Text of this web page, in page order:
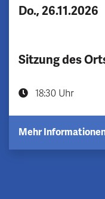
Do., 26.11.2026
Sitzung des
18:30 Uhr
Mehr